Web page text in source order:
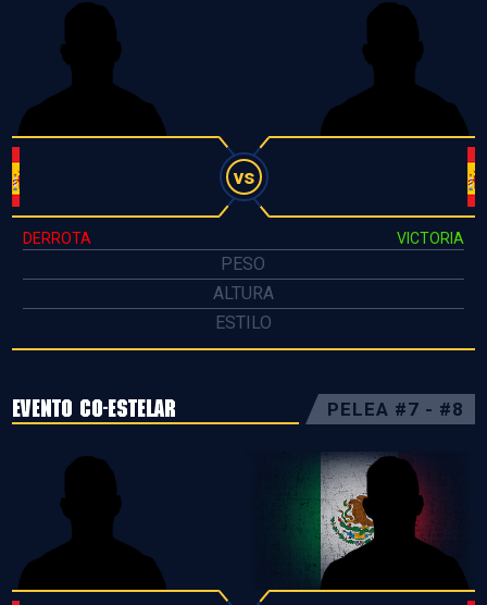
vs
DERROTA VICTORIA
PESO
ALTURA
ESTILO
EVENTO CO-ESTELAR PELEA #7 - #8